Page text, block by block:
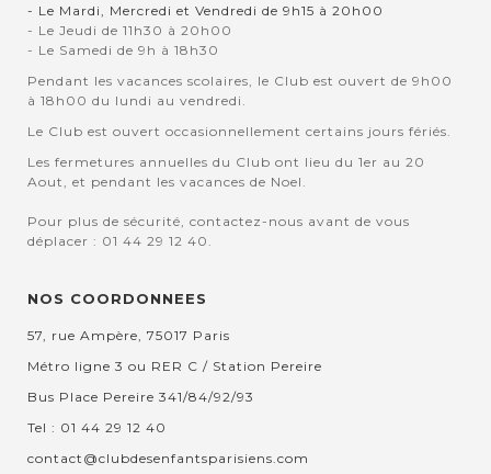
- Le Mardi, Mercredi et Vendredi de 9h15 à 20h00
- Le Jeudi de 11h30 à 20h00
- Le Samedi de 9h à 18h30
Pendant les vacances scolaires, le Club est ouvert de 9h00
à 18h00 du lundi au vendredi.
Le Club est ouvert occasionnellement certains jours fériés.
Les fermetures annuelles du Club ont lieu du 1er au 20
Aout, et pendant les vacances de Noel.
Pour plus de sécurité, contactez-nous avant de vous
déplacer : 01 44 29 12 40.
NOS COORDONNEES
57, rue Ampère, 75017 Paris
Métro ligne 3 ou RER C / Station Pereire
Bus Place Pereire 341/84/92/93
Tel : 01 44 29 12 40
contact@clubdesenfantsparisiens.com